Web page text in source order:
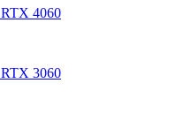
RTX 4060
RTX 3060